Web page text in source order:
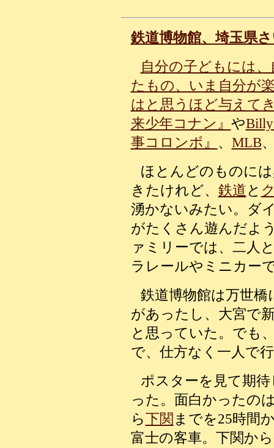
鉄道博物館、埼玉県
自分の子どもには
たもの、いま自分が
はと思うほど与えて
来少年コナン』 やBilly
事コロンボ』 、 MLB
ほとんどのものに
きたけれど、 鉄道 と
湧かないみたい。ダ
がたくさん遊んだよ
ァミリーでは、二人
ラレールやミニカー
鉄道博物館は万世
があったし、大宮で
と思っていた。でも
で、仕方なく一人で
ポスターを見て期
った。面白かったの
ら下関 までを25時間
富士の客車。下関か